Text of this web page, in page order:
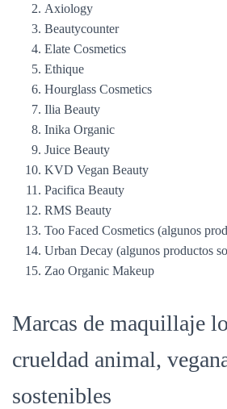
Axiology
Beautycounter
Elate Cosmetics
Ethique
Hourglass Cosmetics
Ilia Beauty
Inika Organic
Juice Beauty
KVD Vegan Beauty
Pacifica Beauty
RMS Beauty
Too Faced Cosmetics (algunos
Urban Decay (algunos productos
Zao Organic Makeup
Marcas de maquillaje
crueldad animal,
sostenibles